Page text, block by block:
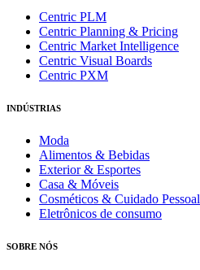
Centric PLM
Centric Planning & Pricing
Centric Market Intelligence
Centric Visual Boards
Centric PXM
INDÚSTRIAS
Moda
Alimentos & Bebidas
Exterior & Esportes
Casa & Móveis
Cosméticos & Cuidado Pessoal
Eletrônicos de consumo
SOBRE NÓS